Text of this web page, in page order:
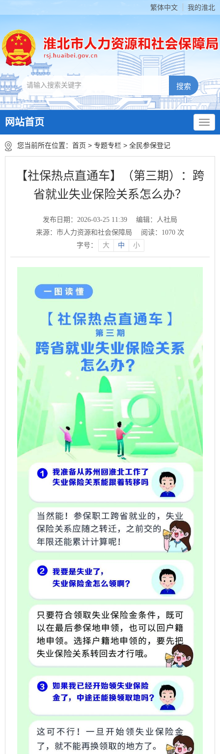
繁体中文 我的淮北
网站首页
您当前所在位置： 首页 > 专题专栏 > 全民参保登记
【社保热点直通车】（第三期）：跨
省就业失业保险关系怎么办？
发布日期：2026-03-25 11:39
编辑：人社局
来源：市人力资源和社会保障局
阅读： 1070 次
字号：
大 中 小